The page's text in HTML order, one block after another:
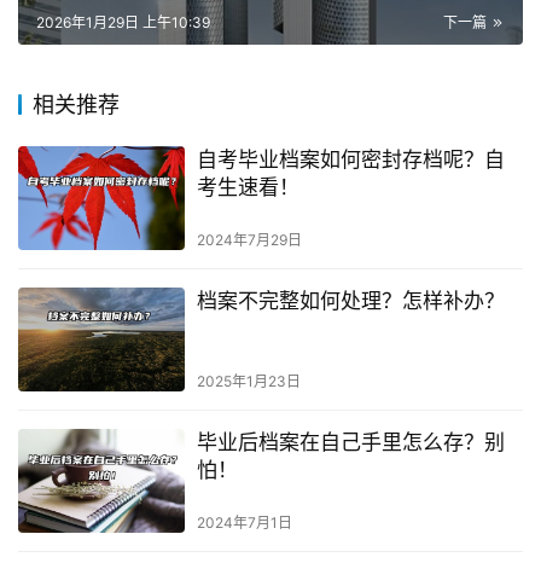
下一篇
2026年1月29日 上午10:39
相关推荐
自考毕业档案如何密封存档呢？自
考生速看！
2024年7月29日
档案不完整如何处理？怎样补办？
2025年1月23日
毕业后档案在自己手里怎么存？别
怕！
2024年7月1日